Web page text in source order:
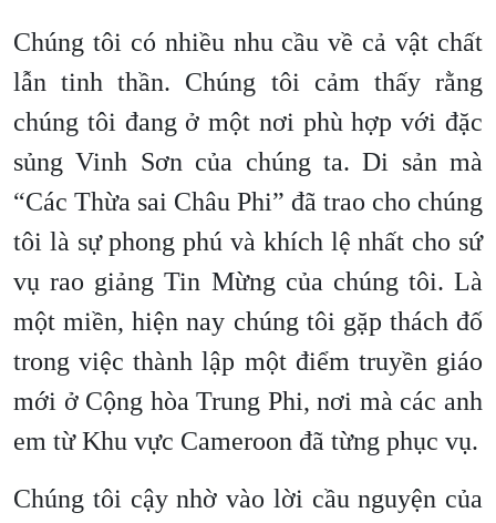
Chúng tôi có nhiều nhu cầu về cả vật chất
lẫn tinh thần. Chúng tôi cảm thấy rằng
chúng tôi đang ở một nơi phù hợp với đặc
sủng Vinh Sơn của chúng ta. Di sản mà
“Các Thừa sai Châu Phi” đã trao cho chúng
tôi là sự phong phú và khích lệ nhất cho sứ
vụ rao giảng Tin Mừng của chúng tôi. Là
một miền, hiện nay chúng tôi gặp thách đố
trong việc thành lập một điểm truyền giáo
mới ở Cộng hòa Trung Phi, nơi mà các anh
em từ Khu vực Cameroon đã từng phục vụ.
Chúng tôi cậy nhờ vào lời cầu nguyện của